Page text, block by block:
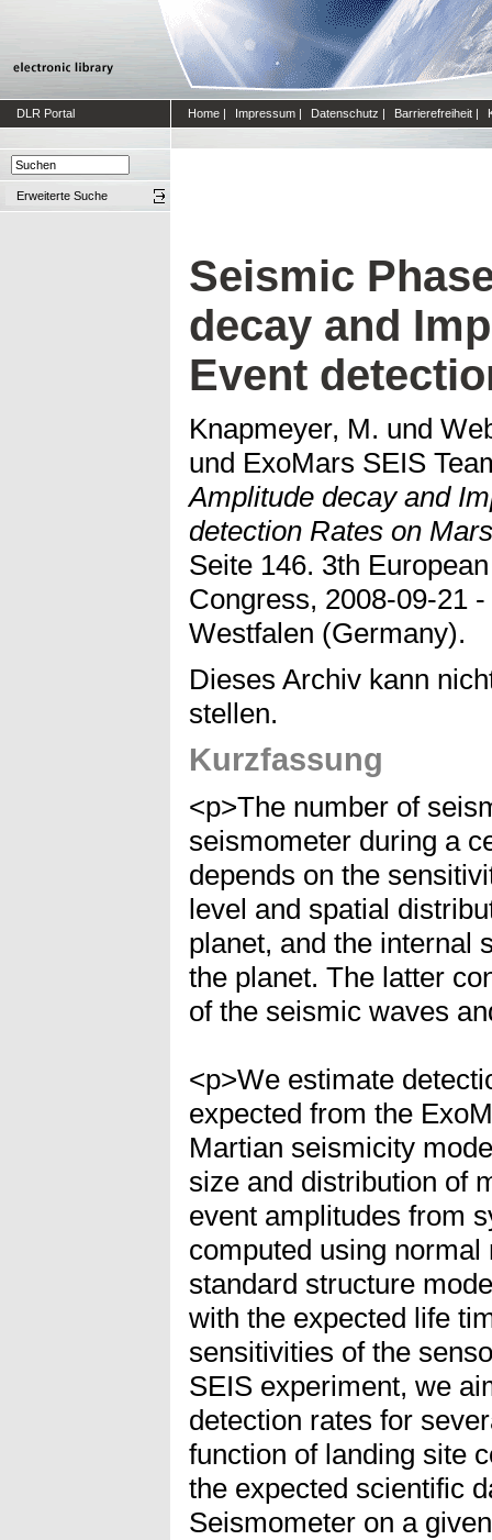
DLR Portal Home | Impressum | Datenschutz | Barrierefreiheit |
Erweiterte Suche
Seismic
decay and
Event
Knapmeyer, M. und
und ExoMars SEIS
Amplitude decay and
detection Rates on
Seite 146. 3th
Congress, 2008-09-21
Westfalen (Germany).
Dieses Archiv kann
stellen.
Kurzfassung
<p>The number of
seismometer during a
depends on the
level and spatial
planet, and the internal
the planet. The latter
of the seismic waves
<p>We estimate
expected from the
Martian seismicity
size and distribution of
event amplitudes from
computed using
standard structure
with the expected life
sensitivities of the
SEIS experiment, we
detection rates for
function of landing site
the expected scientific
Seismometer on a